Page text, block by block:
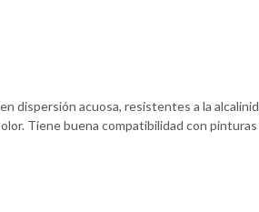
dispersión acuosa, resistentes a la
Tiene buena compatibilidad con pinturas